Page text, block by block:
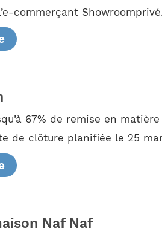
commerçant
67% de remise en
de clôture planifiée le 25
Naf Naf